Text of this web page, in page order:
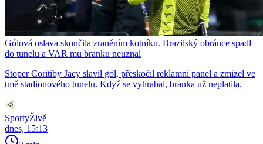
Gólová oslava skončila zraněním kotníku. Brazilský obránce spadl
do tunelu a VAR mu branku neuznal
Stoper Coritiby Jacy slavil gól, přeskočil reklamní panel a zmizel ve
tmě stadionového tunelu. Když se vyhrabal, branka už neplatila.
SportyŽivě
dnes, 15:13